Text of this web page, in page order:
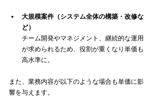
大規模案件（システム全体の構築・改修な
ど）
チーム開発やマネジメント、継続的な運用
が求められるため、役割が重くなり単価も
高水準に。
また、業務内容が以下のような場合も単価に影
響を与えます。